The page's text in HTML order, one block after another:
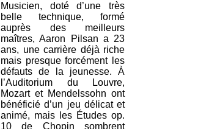
Musicien, doté d’une très
belle technique, formé
auprès des meilleurs
maîtres, Aaron Pilsan a 23
ans, une carrière déjà riche
mais presque forcément les
défauts de la jeunesse. À
l’Auditorium du Louvre,
Mozart et Mendelssohn ont
bénéficié d’un jeu délicat et
animé, mais les Études op.
10 de Chopin sombrent